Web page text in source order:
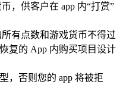
，供客户在 app 内“打赏”
有点数和游戏货币不得过
复的 App 内购买项目设计
，否则您的 app 将被拒